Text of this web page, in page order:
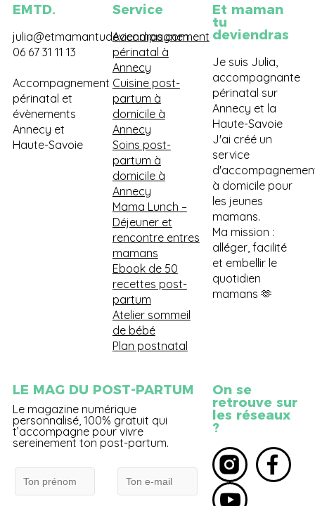
EMTD.
julia@etmamantudeviendras.com
06 67 31 11 13
Accompagnement
périnatal et
évènements
Annecy et
Haute-Savoie
Service
Accompagnement
périnatal à
Annecy
Cuisine post-
partum à
domicile à
Annecy
Soins post-
partum à
domicile à
Annecy
Mama Lunch –
Déjeuner et
rencontre entres
mamans
Ebook de 50
recettes post-
partum
Atelier sommeil
de bébé
Plan postnatal
Et maman
tu
deviendras
Je suis Julia,
accompagnante
périnatal sur
Annecy et la
Haute-Savoie
J'ai créé un
service
à domicile pour
les jeunes
mamans.
Ma mission :
alléger, facilité
et embellir le
quotidien
mamans 🫶
LE MAG DU POST-PARTUM
Le magazine numérique
personnalisé, 100% gratuit qui
t’accompagne pour vivre
sereinement ton post-partum.
On se
retrouve sur
les réseaux
?